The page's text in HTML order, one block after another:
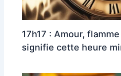
17h17 : Amour,
signifie cette heure